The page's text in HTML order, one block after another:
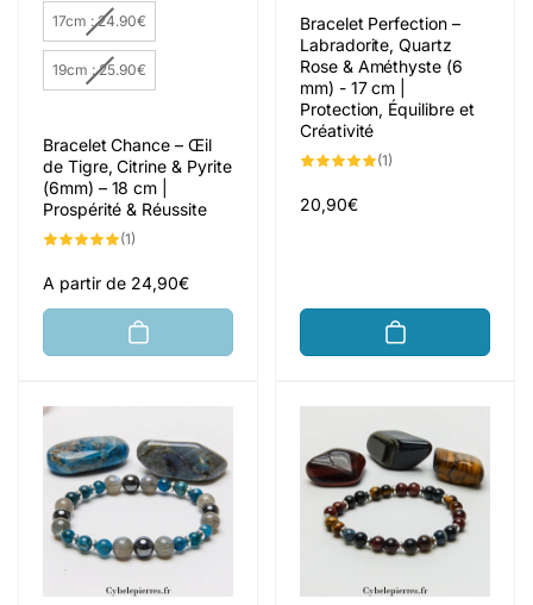
Taille du bracelet
17cm : 24.90€
19cm : 25.90€
Bracelet Chance – Œil
de Tigre, Citrine & Pyrite
(6mm) – 18 cm |
Prospérité & Réussite
(1)
critiques
Prix
habituel
A partir de 24,90€
Bracelet Perfection –
Labradorite, Quartz
Rose & Améthyste (6
mm) - 17 cm |
Protection, Équilibre et
Créativité
(1)
Prix
20,90€